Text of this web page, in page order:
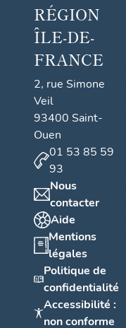
RÉGION
ÎLE-DE-
FRANCE
2, rue Simone
Veil
93400 Saint-
Ouen
01 53 85 59
93
Nous
contacter
Aide
Mentions
légales
Politique de
confidentialité
Accessibilité :
non conforme